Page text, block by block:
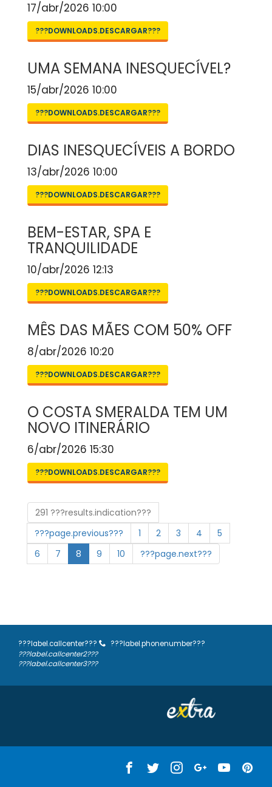
17/abr/2026 10:00
???DOWNLOADS.DESCARGAR???
UMA SEMANA INESQUECÍVEL?
15/abr/2026 10:00
???DOWNLOADS.DESCARGAR???
DIAS INESQUECÍVEIS A BORDO
13/abr/2026 10:00
???DOWNLOADS.DESCARGAR???
BEM-ESTAR, SPA E
TRANQUILIDADE
10/abr/2026 12:13
???DOWNLOADS.DESCARGAR???
MÊS DAS MÃES COM 50% OFF
8/abr/2026 10:20
???DOWNLOADS.DESCARGAR???
O COSTA SMERALDA TEM UM
NOVO ITINERÁRIO
6/abr/2026 15:30
???DOWNLOADS.DESCARGAR???
291 ???results.indication???
???page.previous???
1 2 3 4
5
6
7 8 9 10 ???page.next???
???label.callcenter???
???label.phonenumber???
???label.callcenter2???
???label.callcenter3???